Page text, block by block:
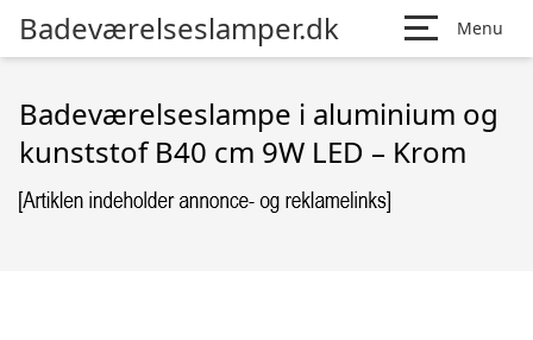
Badeværelseslamper.dk Menu
Badeværelseslampe i aluminium og
kunststof B40 cm 9W LED – Krom